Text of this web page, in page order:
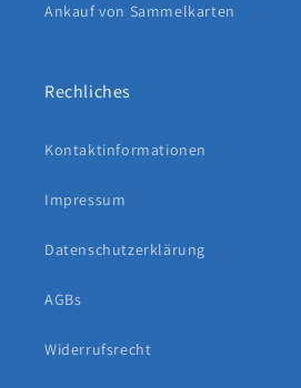
Ankauf von Sammelkarten
Rechliches
Kontaktinformationen
Impressum
Datenschutzerklärung
AGBs
Widerrufsrecht